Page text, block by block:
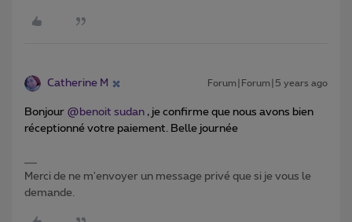
Catherine M Forum|Forum|5 years ago
Bonjour @benoit sudan , je confirme que nous avons bien
réceptionné votre paiement. Belle journée
Merci de ne m'envoyer un message privé que si je vous le
demande.